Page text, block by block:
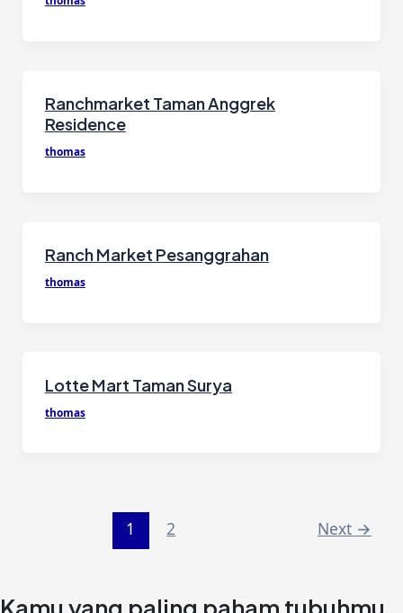
Ranchmarket Taman Anggrek
Residence
thomas
Ranch Market Pesanggrahan
thomas
Lotte Mart Taman Surya
thomas
1 2 Next →